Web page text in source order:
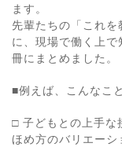
ます。
先輩たちの「これ
に、現場で働く上
冊にまとめました。
■例えば、こんなこ
□ 子どもとの上手な
ほめ方のバリエー